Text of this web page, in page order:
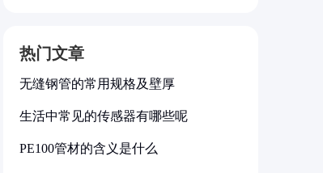
热门文章
无缝钢管的常用规格及壁厚
生活中常见的传感器有哪些呢
PE100管材的含义是什么